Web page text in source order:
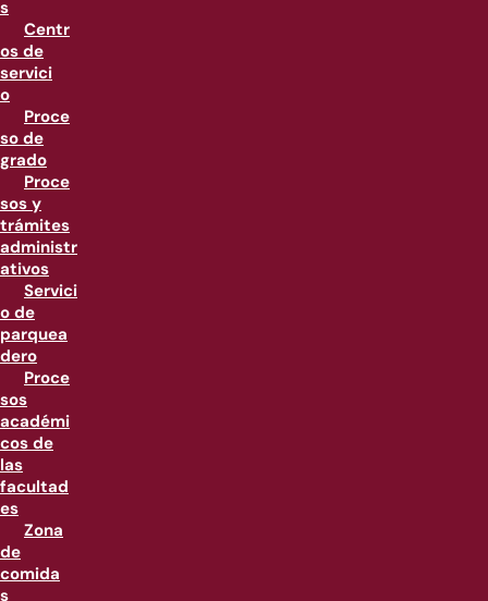
s
Centr
os de
servici
o
Proce
so de
grado
Proce
sos y
trámites
administr
ativos
Servici
o de
parquea
dero
Proce
sos
académi
cos de
las
facultad
es
Zona
de
comida
s